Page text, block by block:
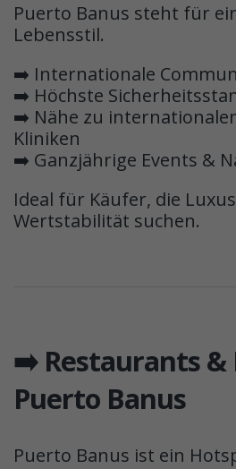
Puerto Banus steht für
Lebensstil.
➡️ Internationale
➡️ Höchste
➡️ Nähe zu
Kliniken
➡️ Ganzjährige Events &
Ideal für Käufer, die
Wertstabilität suchen.
➡️ Restaurants &
Puerto Banus
Puerto Banus ist ein